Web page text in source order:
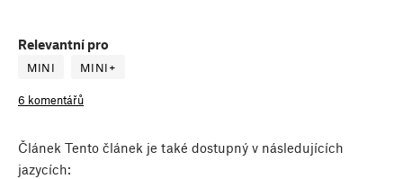
Relevantní pro
MINI MINI+
6 komentářů
Článek Tento článek je také dostupný v následujících
jazycích: